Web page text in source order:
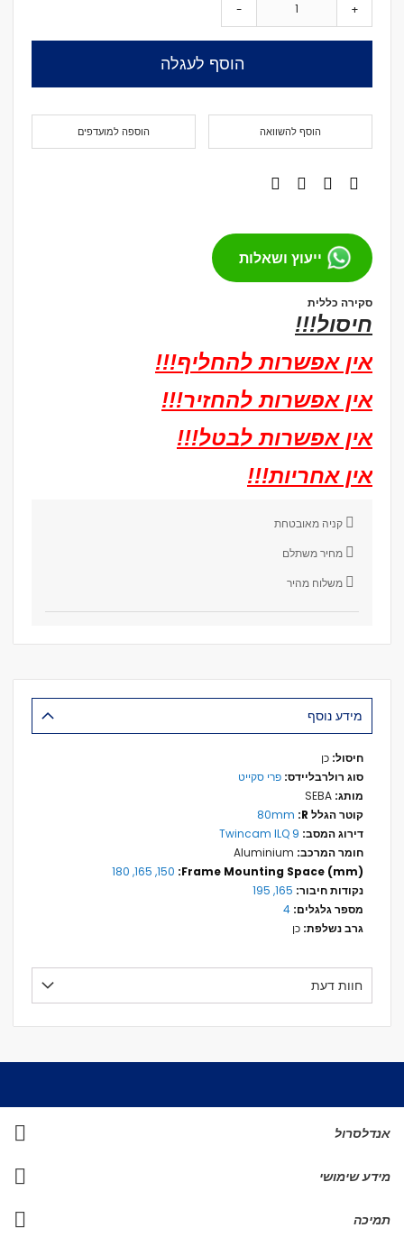
- +
הוסף לעגלה
הוספה למועדפים הוסף להשוואה
ייעוץ ושאלות
סקירה כללית
חיסול!!!
אין אפשרות להחליף!!!
אין אפשרות להחזיר!!!
אין אפשרות לבטל!!!
אין אחריות!!!
קניה מאובטחת
מחיר משתלם
משלוח מהיר
מידע נוסף
מידע
נוסף
כן
פרי סקייט
80mm
Twincam ILQ 9
150, 165, 180
165, 195
4
כן
חוות דעת
אנדלסרול
מידע שימושי
תמיכה